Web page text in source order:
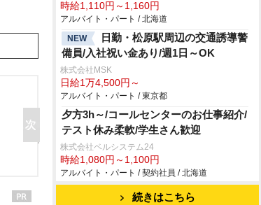
時給1,110円～1,160円
アルバイト・パート / 北海道
NEW
日勤・松原駅周辺の交通誘導警
備員/入社祝い金あり/週1日～OK
株式会社MSK
日給1万4,500円～
アルバイト・パート / 東京都
夕方3h～/コールセンターのお仕事紹介/
テスト休み柔軟/学生さん歓迎
株式会社ベルシステム24
時給1,080円～1,100円
アルバイト・パート / 契約社員 / 北海道
続きはこちら